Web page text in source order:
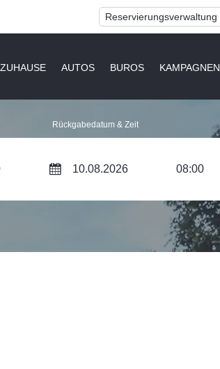
Reservierungsverwaltung
ZUHAUSE AUTOS BUROS KAMPAGNEN
Rückgabedatum & Zeit
08:00